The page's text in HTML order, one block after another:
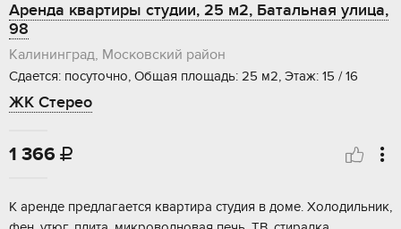
Аренда квартиры студии, 25 м2, Батальная улица,
98
Калининград, Московский район
Сдается: посуточно, Общая площадь: 25 м2, Этаж: 15 / 16
ЖК Стерео
1 366 
К аренде предлагается квартира студия в доме. Холодильник,